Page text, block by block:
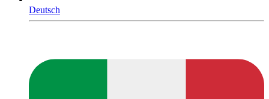
Deutsch